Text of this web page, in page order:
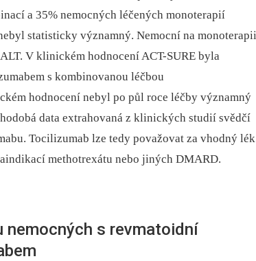
a 35% nemocných léčených monoterapií
statisticky významný. Nemocní na monoterapii
V klinickém hodnocení ACT-SURE byla
s kombinovanou léčbou
hodnocení nebyl po půl roce léčby významný
data extrahovaná z klinických studií svědčí
Tocilizumab lze tedy považovat za vhodný lék
methotrexátu nebo jiných DMARD.
nemocných s revmatoidní